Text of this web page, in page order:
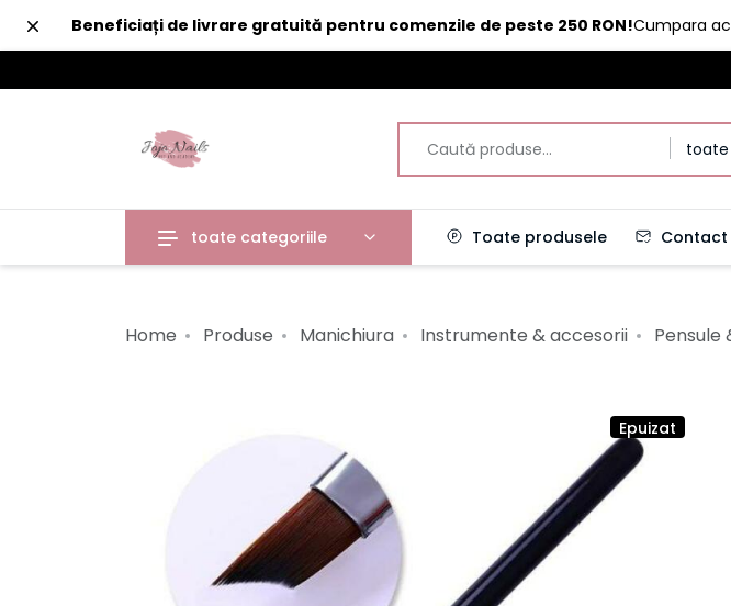
Beneficiați de livrare gratuită pentru comenzile de peste 250 RON!Cumpara
Închide
toate categoriile Toate produsele Contact
Home Produse Manichiura Instrumente & accesorii Pensule
Epuizat